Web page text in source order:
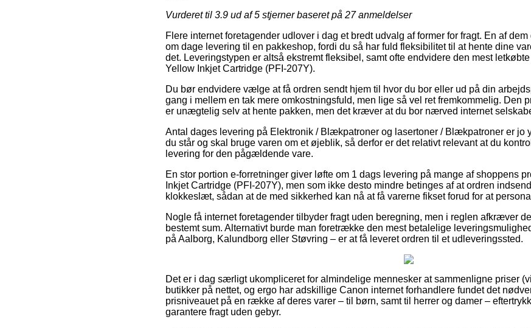
Vurderet til 3.9 ud af 5 stjerner baseret på 27anmeldelser
Flere internet foretagender udlover i dag et bredt udvalg af former for fragt. En af
om dage levering til en pakkeshop, fordi du så har fuld fleksibilitet til at hente dine
det. Leveringstypen er altså ekstremt fleksibel, samt ofte endvidere den mest
Yellow Inkjet Cartridge (PFI-207Y).
Du bør endvidere vælge at få ordren sendt hjem til hvor du bor eller ud på din
gang i mellem en tak mere omkostningsfuld, men lige så vel ret fremkommelig. Den
er unægtelig selv at hente pakken, men det kræver at du bor nærved internet
Antal dages levering på Elektronik / Blækpatroner og lasertoner / Blækpatroner er jo
du står og skal bruge varen om et øjeblik, så derfor er det relativt relevant at du
levering for den pågældende vare.
En stor portion e-forretninger giver løfte om 1 dags levering på mange af shoppens
Inkjet Cartridge (PFI-207Y), men som ikke desto mindre betinges af at ordren
klokkeslæt, sådan at de med sikkerhed kan nå at få varerne fikset forud for at
Nogle få internet foretagender tilbyder fragt uden beregning, men i reglen afkræver
bestemt sum. Alternativt burde man foretrække den mest betalelige
på Aalborg, Kalundborg eller Støvring – er at få leveret ordren til et udleveringssted.
Det er i dag særligt ukompliceret for almindelige mennesker at sammenligne priser
butikker på nettet, og ergo har adskillige Canon internet forhandlere fundet det
prisniveauet på en række af deres varer – til børn, samt til herrer og damer –
garantere fragt uden gebyr.